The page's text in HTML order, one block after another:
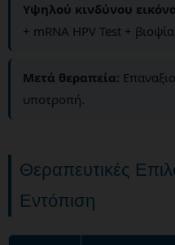
Υψηλού κινδύνου
+ mRNA HPV Test +
Μετά θεραπεία:
υποτροπή.
Θεραπευτικές
Εντόπιση